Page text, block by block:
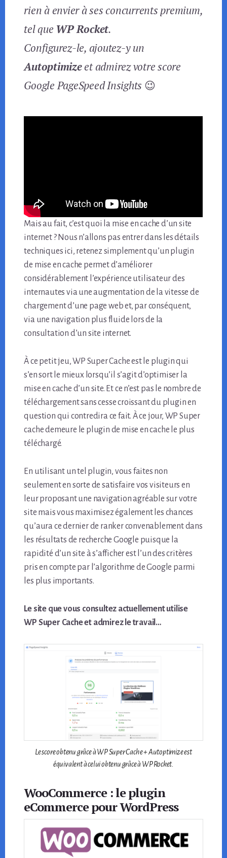
rien à envier à ses concurrents premium,
tel que WP Rocket.
Configurez-le, ajoutez-y un
Autoptimizeet admirez votre score
Google PageSpeed Insights 😉
Mais au fait, c’est quoi la mise en cache d’un site
internet ? Nous n’allons pas entrer dans les détails
techniques ici, retenez simplement qu’un plugin
de mise en cache permet d’améliorer
considérablement l’expérience utilisateur des
internautes via une augmentation de la vitesse de
chargement d’une page web et, par conséquent,
via une navigation plus fluide lors de la
consultation d’un site internet.
À ce petit jeu, WP Super Cache est le plugin qui
s’en sort le mieux lorsqu’il s’agit d’optimiser la
mise en cache d’un site. Et ce n’est pas le nombre de
téléchargement sans cesse croissant du plugin en
question qui contredira ce fait. À ce jour, WP Super
cache demeure le plugin de mise en cache le plus
téléchargé.
En utilisant un tel plugin, vous faites non
seulement en sorte de satisfaire vos visiteurs en
leur proposant une navigation agréable sur votre
site mais vous maximisez également les chances
qu’aura ce dernier de ranker convenablement dans
les résultats de recherche Google puisque la
rapidité d’un site à s’afficher est l’un des critères
pris en compte par l’algorithme de Google parmi
les plus importants.
Le site que vous consultez actuellement utilise
WP Super Cache et admirez le travail…
Le score obtenu grâce à WP Super Cache + Autoptimize est
équivalent à celui obtenu grâce à WP Rocket.
WooCommerce : le plugin
eCommerce pour WordPress